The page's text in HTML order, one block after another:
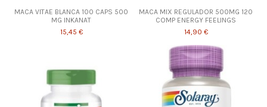
MACA VITAE BLANCA 100 CAPS 500
MG INKANAT
15,45 €
MACA MIX REGULADOR 500MG 120
COMP ENERGY FEELINGS
14,90 €